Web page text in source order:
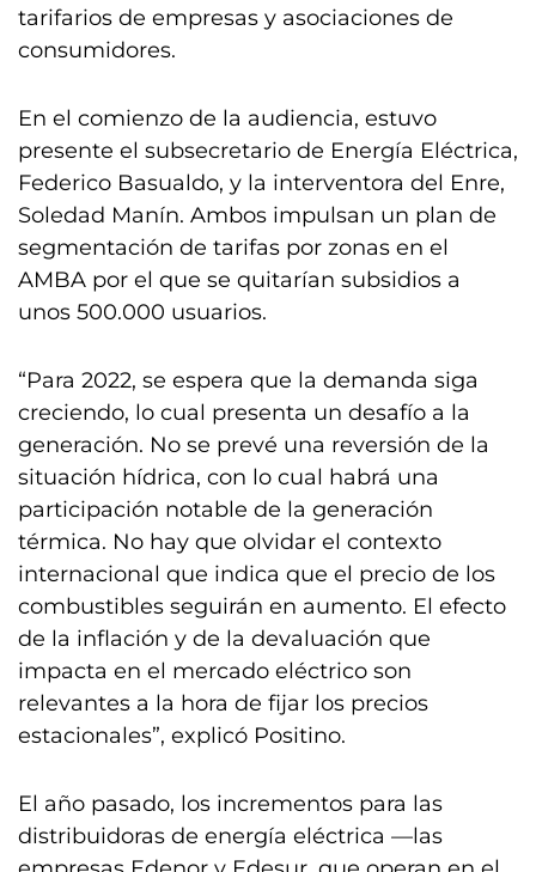
tarifarios de empresas y asociaciones de
consumidores.
En el comienzo de la audiencia, estuvo
presente el subsecretario de Energía Eléctrica,
Federico Basualdo, y la interventora del Enre,
Soledad Manín. Ambos impulsan un plan de
segmentación de tarifas por zonas en el
AMBA por el que se quitarían subsidios a
unos 500.000 usuarios.
“Para 2022, se espera que la demanda siga
creciendo, lo cual presenta un desafío a la
generación. No se prevé una reversión de la
situación hídrica, con lo cual habrá una
participación notable de la generación
térmica. No hay que olvidar el contexto
internacional que indica que el precio de los
combustibles seguirán en aumento. El efecto
de la inflación y de la devaluación que
impacta en el mercado eléctrico son
relevantes a la hora de fijar los precios
estacionales”, explicó Positino.
El año pasado, los incrementos para las
distribuidoras de energía eléctrica —las